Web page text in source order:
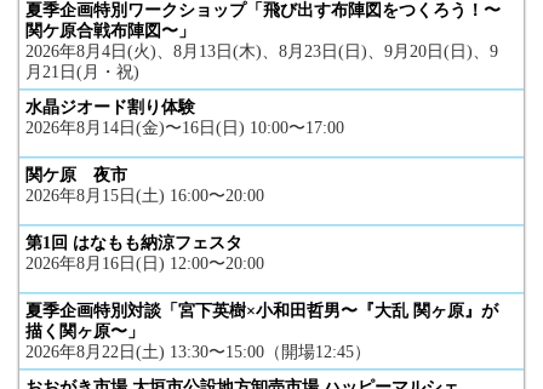
夏季企画特別ワークショップ「飛び出す布陣図をつくろう！〜
関ケ原合戦布陣図〜」
2026年8月4日(火)、8月13日(木)、8月23日(日)、9月20日(日)、9
月21日(月・祝)
水晶ジオード割り体験
2026年8月14日(金)〜16日(日) 10:00〜17:00
関ケ原 夜市
2026年8月15日(土) 16:00〜20:00
第1回 はなもも納涼フェスタ
2026年8月16日(日) 12:00〜20:00
夏季企画特別対談「宮下英樹×小和田哲男〜『大乱 関ヶ原』が
描く関ヶ原〜」
2026年8月22日(土) 13:30〜15:00（開場12:45）